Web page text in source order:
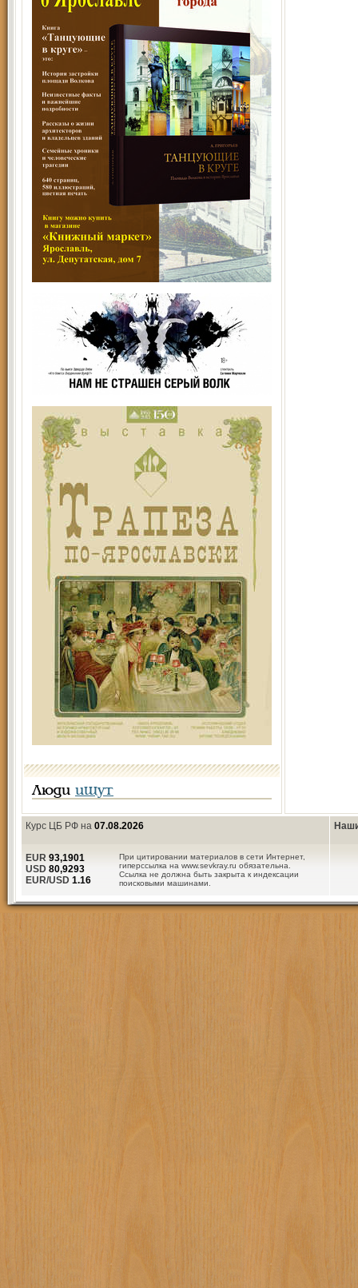
Люди ищут
Курс ЦБ РФ на 07.08.2026
При цитировании материалов в сети Интернет,
гиперссылка на www.sevkray.ru обязательна.
Ссылка не должна быть закрыта к индексации
поисковыми машинами.
EUR 93,1901
USD 80,9293
EUR/USD 1.16